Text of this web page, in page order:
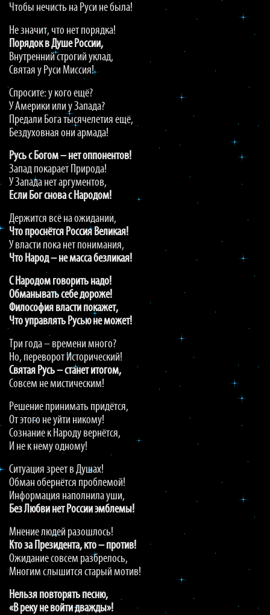
Чтобы нечисть на Руси не была!
Не значит, что нет порядка!
Порядок в Душе России,
Внутренний строгий уклад,
Святая у Руси Миссия!
Спросите: у кого ещё?
У Америки или у Запада?
Предали Бога тысячелетия ещё,
Бездуховная они армада!
Русь с Богом – нет оппонентов!
Запад покарает Природа!
У Запада нет аргументов,
Если Бог снова с Народом!
Держится всё на ожидании,
Что проснётся Россия Великая!
У власти пока нет понимания,
Что Народ – не масса безликая!
С Народом говорить надо!
Обманывать себе дороже!
Философия власти покажет,
Что управлять Русью не может!
Три года – времени много?
Но, переворот Исторический!
Святая Русь – станет итогом,
Совсем не мистическим!
Решение принимать придётся,
От этого не уйти никому!
Сознание к Народу вернётся,
И не к нему одному!
Ситуация зреет в Душах!
Обман обернётся проблемой!
Информация наполнила уши,
Без Любви нет России эмблемы!
Мнение людей разошлось!
Кто за Президента, кто – против!
Ожидание совсем разбрелось,
Многим слышится старый мотив!
Нельзя повторять песню,
«В реку не войти дважды»!